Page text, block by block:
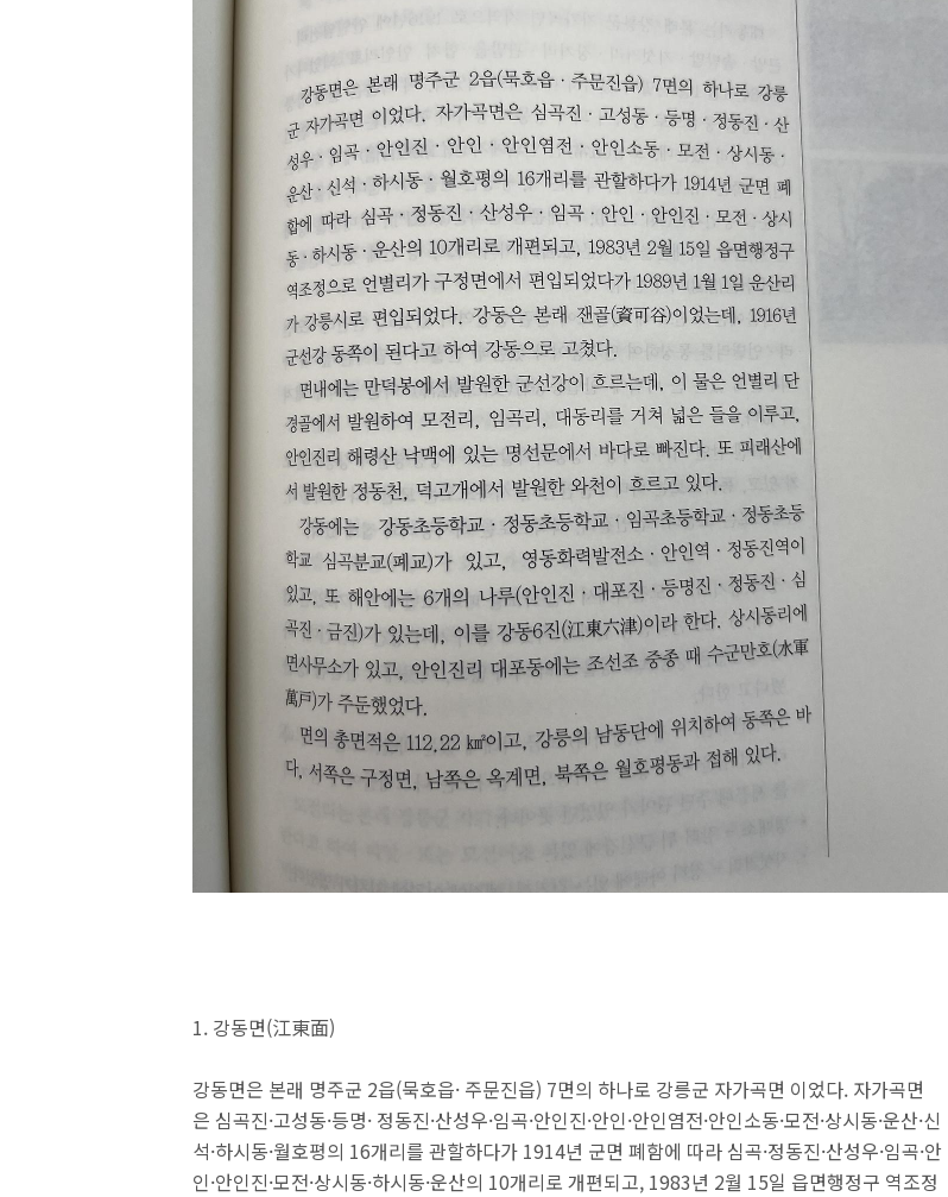
1. 강동면(江東面)
강동면은 본래 명주군 2읍(묵호읍· 주문진읍) 7면의 하나로 강릉군 자가곡면 이었다. 자가곡면
은 심곡진·고성동·등명· 정동진·산성우·임곡·안인진·안인·안인염전·안인소동·모전·상시동·운산·신
석·하시동·월호평의 16개리를 관할하다가 1914년 군면 폐함에 따라 심곡·정동진·산성우·임곡·안
인·안인진·모전·상시동·하시동·운산의 10개리로 개편되고, 1983년 2월 15일 읍면행정구 역조정